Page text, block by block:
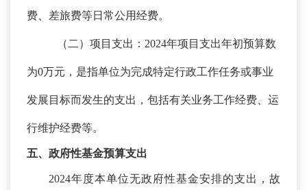
费、差旅费等日常公用经费。
（二）项目支出： 2024年项目支出年初预算数
为0万元，是指单位为完成特定行政工作任务或事业
发展目标而发生的支出，包括有关业务工作经费、运
行维护经费等。
五、政府性基金预算支出
2024年度本单位无政府性基金安排的支出，故